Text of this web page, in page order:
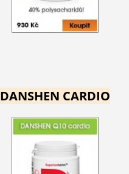
DANSHEN CARDIO